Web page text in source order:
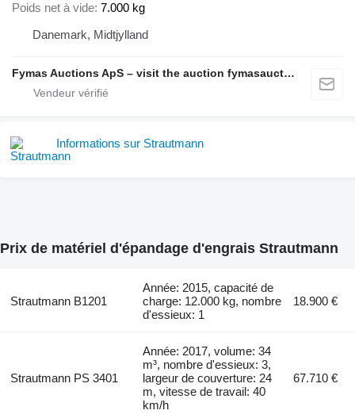
Poids net à vide 7.000 kg
Danemark, Midtjylland
Fymas Auctions ApS – visit the auction fymasauctions.dk
Informations sur Strautmann
Prix de matériel d'épandage d'engrais Strautmann
Strautmann B1201
Année: 2015, capacité de
charge: 12.000 kg, nombre
d'essieux: 1
18.900 €
Strautmann PS 3401
Année: 2017, volume: 34
m³, nombre d'essieux: 3,
largeur de couverture: 24
m, vitesse de travail: 40
km/h
67.710 €